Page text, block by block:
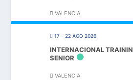
VALENCIA
17 - 22 AGO 2026
INTERNACIONAL
SENIOR
VALENCIA